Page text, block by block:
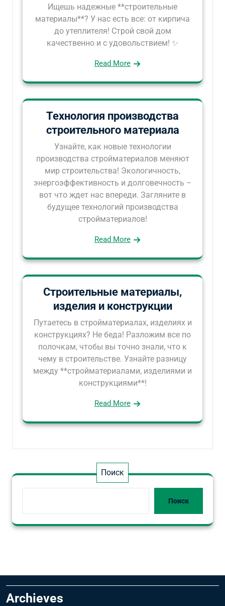
Ищешь надежные **строительные
материалы**? У нас есть все: от кирпича
до утеплителя! Строй свой дом
качественно и с удовольствием! ✨
Read More
Технология производства
строительного материала
Узнайте, как новые технологии
производства стройматериалов меняют
мир строительства! Экологичность,
энергоэффективность и долговечность –
вот что ждет нас впереди. Загляните в
будущее технологий производства
стройматериалов!
Read More
Строительные материалы,
изделия и конструкции
Путаетесь в стройматериалах, изделиях и
конструкциях? Не беда! Разложим все по
полочкам, чтобы вы точно знали, что к
чему в строительстве. Узнайте разницу
между **стройматериалами, изделиями и
конструкциями**!
Read More
Поиск
Поиск
Archieves